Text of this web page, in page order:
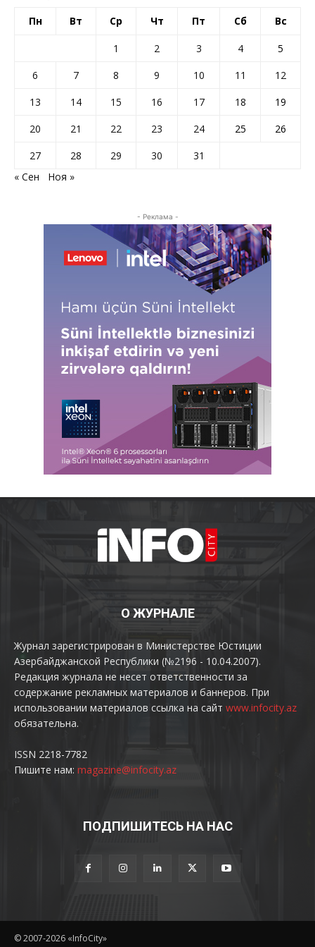
Пн Вт Ср Чт Пт Сб Вс
1 2 3 4
5
6
7 8 9 10 11
12
13
14 15 16 17 18
19
20
21 22 23 24 25
26
27
28 29 30
31
« Сен
Ноя »
- Реклама -
О ЖУРНАЛЕ
Журнал зарегистрирован в Министерстве Юстиции
Азербайджанской Республики (№2196 - 10.04.2007).
Редакция журнала не несет ответственности за
содержание рекламных материалов и баннеров. При
использовании материалов ссылка на сайт www.infocity.az
обязательна.
ISSN 2218-7782
Пишите нам: magazine@infocity.az
ПОДПИШИТЕСЬ НА НАС
© 2007-2026 «InfoCity»